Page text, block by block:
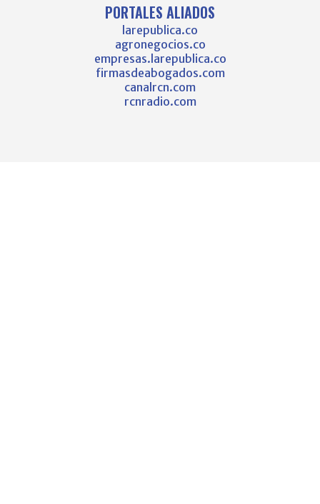
PORTALES ALIADOS
larepublica.co
agronegocios.co
empresas.larepublica.co
firmasdeabogados.com
canalrcn.com
rcnradio.com